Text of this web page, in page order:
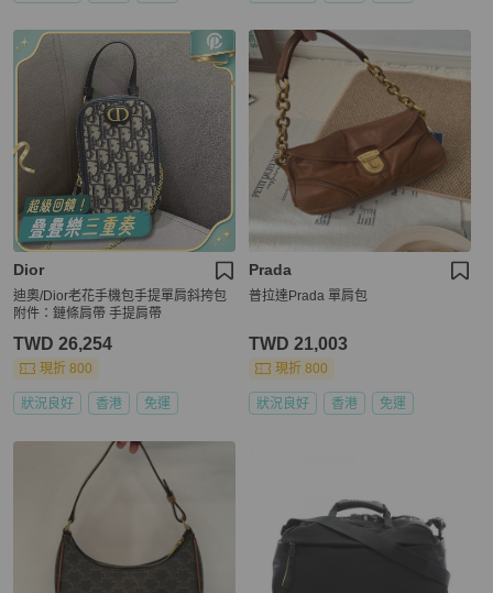
Dior
迪奧/Dior老花手機包手提單肩斜挎包
附件：鏈條肩帶 手提肩帶
TWD 26,254
現折 800
狀況良好 香港 免運
Prada
普拉達Prada 單肩包
TWD 21,003
現折 800
狀況良好 香港 免運